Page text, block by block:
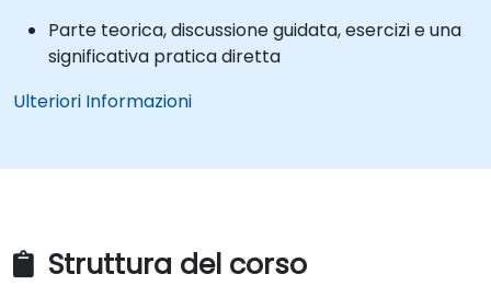
Parte teorica, discussione guidata, esercizi e una
significativa pratica diretta
Ulteriori Informazioni
Struttura del corso